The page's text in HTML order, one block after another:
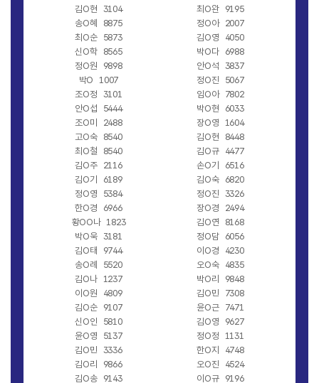
김O현 3104 최O완
9195
송O혜
8875 정O아
2007
최O순
5873 김O영
4050
신O학
8565 박O다
6988
정O원
9898 안O석 3837
박O
1007 정O진
5067
조O정 3101 임O아
7802
안O섭
5444 박O현
6033
조O미
2488 장O영
1604
고O숙
8540 김O현
8448
최O철
8540 김O규
4477
김O주
2116 손O기
6516
김O기
6189 김O숙
6820
정O영
5384 정O진 3326
한O경
6966 장O경
2494
황OO나 1823 김O연
8168
박O욱 3181 정O담
6056
김O태
9744 이O경
4230
송O례
5520 오O숙
4835
김O나
1237 박O리
9848
이O원
4809 김O민
7308
김O순
9107 윤O근
7471
신O인
5810 김O영
9627
윤O영
5137 정O정
1131
김O민 3336 한O지
4748
김O리
9866 오O진
4524
김O송
9143 이O규
9196